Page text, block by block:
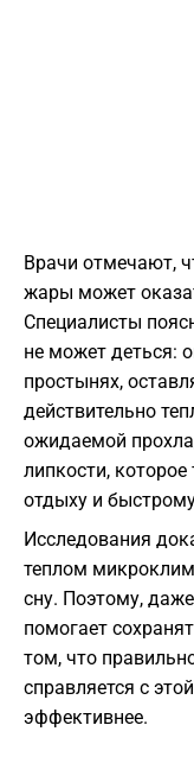
​Врачи отмечают,
жары может
Специалисты
не может деться:
простынях,
действительно
ожидаемой
липкости,
отдыху и
​Исследования
теплом
сну. Поэтому,
помогает
том, что
справляется с
эффективнее.